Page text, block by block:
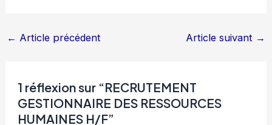
← Article précédent Article suivant →
1 réflexion sur “RECRUTEMENT
GESTIONNAIRE DES RESSOURCES
HUMAINES H/F”